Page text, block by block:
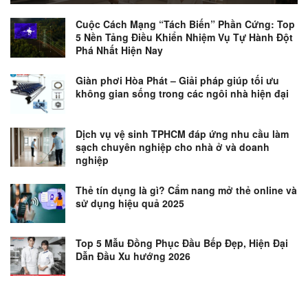
Cuộc Cách Mạng “Tách Biến” Phần Cứng: Top
5 Nền Tảng Điều Khiển Nhiệm Vụ Tự Hành Đột
Phá Nhất Hiện Nay
Giàn phơi Hòa Phát – Giải pháp giúp tối ưu
không gian sống trong các ngôi nhà hiện đại
Dịch vụ vệ sinh TPHCM đáp ứng nhu cầu làm
sạch chuyên nghiệp cho nhà ở và doanh
nghiệp
Thẻ tín dụng là gì? Cẩm nang mở thẻ online và
sử dụng hiệu quả 2025
Top 5 Mẫu Đồng Phục Đầu Bếp Đẹp, Hiện Đại
Dẫn Đầu Xu hướng 2026